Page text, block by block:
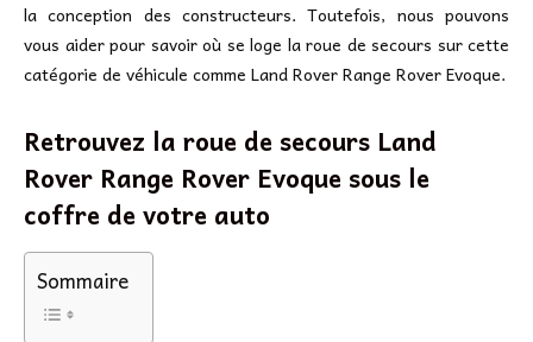
la conception des constructeurs. Toutefois, nous pouvons
vous aider pour savoir où se loge la roue de secours sur cette
catégorie de véhicule comme Land Rover Range Rover Evoque.
Retrouvez la roue de secours Land
Rover Range Rover Evoque sous le
coffre de votre auto
Sommaire